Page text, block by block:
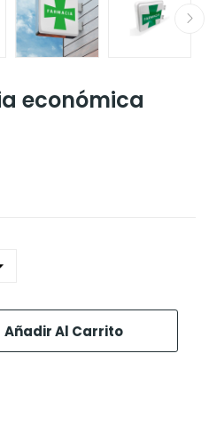
económica
Añadir Al Carrito